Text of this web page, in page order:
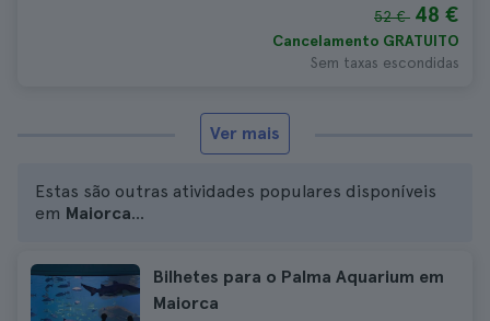
52 € 48 €
Cancelamento GRATUITO
Sem taxas escondidas
Ver mais
Estas são outras atividades populares disponíveis
em Maiorca...
Bilhetes para o Palma Aquarium em
Maiorca